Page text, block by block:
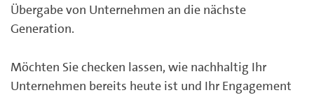
Übergabe von Unternehmen an die nächste
Generation.
Möchten Sie checken lassen, wie nachhaltig Ihr
Unternehmen bereits heute ist und Ihr Engagement